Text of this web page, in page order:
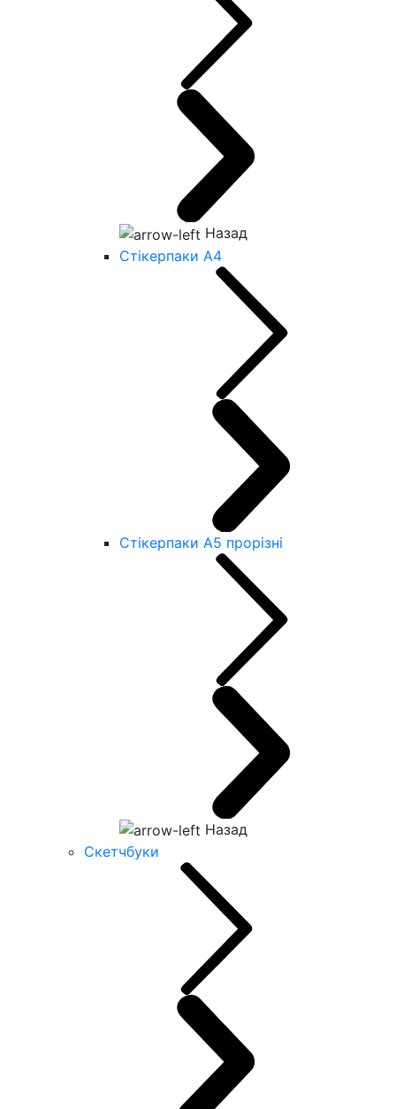
Назад
Стікерпаки А4
Стікерпаки А5 прорізні
Назад
Скетчбуки